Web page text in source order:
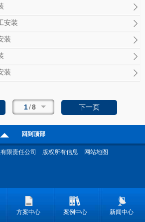
安装
装
装
1/8 下一页
回到顶部
限责任公司 版权所有信息 网站地图
方案中心 案例中心 新闻中心